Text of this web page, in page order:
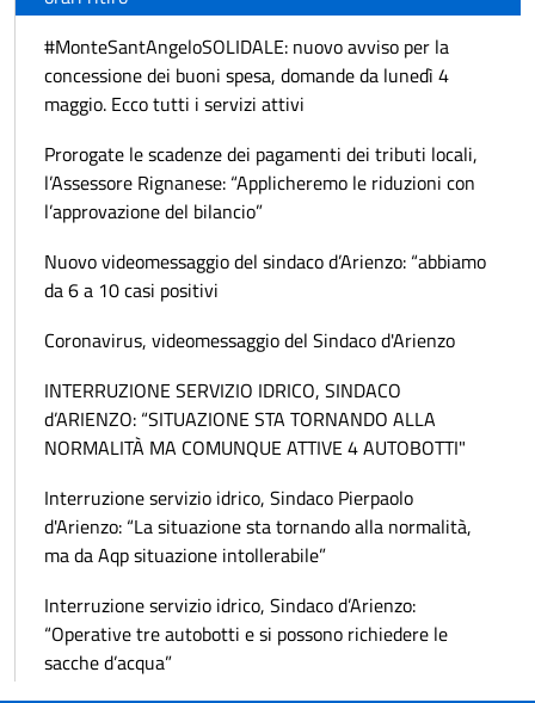
#MonteSantAngeloSOLIDALE: nuovo avviso per la
concessione dei buoni spesa, domande da lunedì 4
maggio. Ecco tutti i servizi attivi
Prorogate le scadenze dei pagamenti dei tributi locali,
l’Assessore Rignanese: “Applicheremo le riduzioni con
l’approvazione del bilancio”
Nuovo videomessaggio del sindaco d’Arienzo: “abbiamo
da 6 a 10 casi positivi
Coronavirus, videomessaggio del Sindaco d'Arienzo
INTERRUZIONE SERVIZIO IDRICO, SINDACO
d’ARIENZO: “SITUAZIONE STA TORNANDO ALLA
NORMALITÀ MA COMUNQUE ATTIVE 4 AUTOBOTTI"
Interruzione servizio idrico, Sindaco Pierpaolo
d'Arienzo: “La situazione sta tornando alla normalità,
ma da Aqp situazione intollerabile”
Interruzione servizio idrico, Sindaco d’Arienzo:
“Operative tre autobotti e si possono richiedere le
sacche d’acqua”